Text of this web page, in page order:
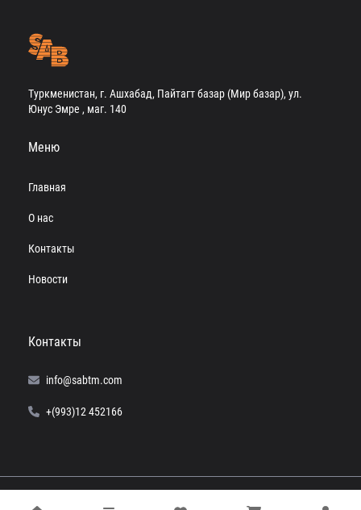
Туркменистан, г. Ашхабад, Пайтагт базар (Мир базар), ул.
Юнус Эмре , маг. 140
Меню
Главная
О нас
Контакты
Новости
Контакты
info@sabtm.com
+(993)12 452166